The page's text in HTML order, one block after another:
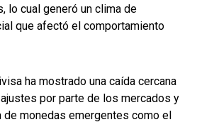
lo cual generó un clima de
que afectó el comportamiento
ha mostrado una caída cercana
por parte de los mercados y
de monedas emergentes como el